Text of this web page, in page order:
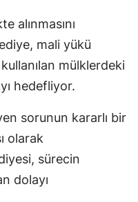
alınmasını
mali yükü
mülklerdeki
hedefliyor.
sorunun kararlı bir
olarak
sürecin
dolayı